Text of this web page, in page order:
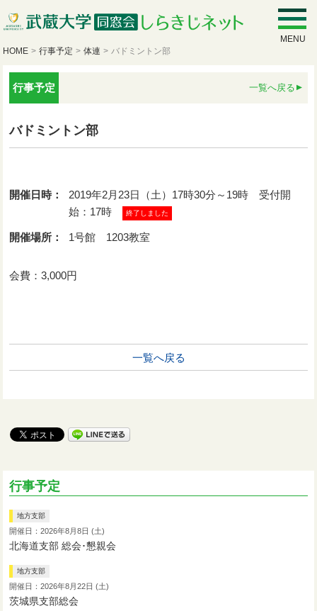
MENU
HOME > 行事予定 > 体連 > バドミントン部
行事予定 一覧へ戻る
バドミントン部
開催日時：
2019年2月23日（土）17時30分～19時 受付開
始：17時
終了しました
開催場所： 1号館 1203教室
会費：3,000円
一覧へ戻る
行事予定
地方支部
開催日：2026年8月8日 (土)
北海道支部 総会･懇親会
地方支部
開催日：2026年8月22日 (土)
茨城県支部総会